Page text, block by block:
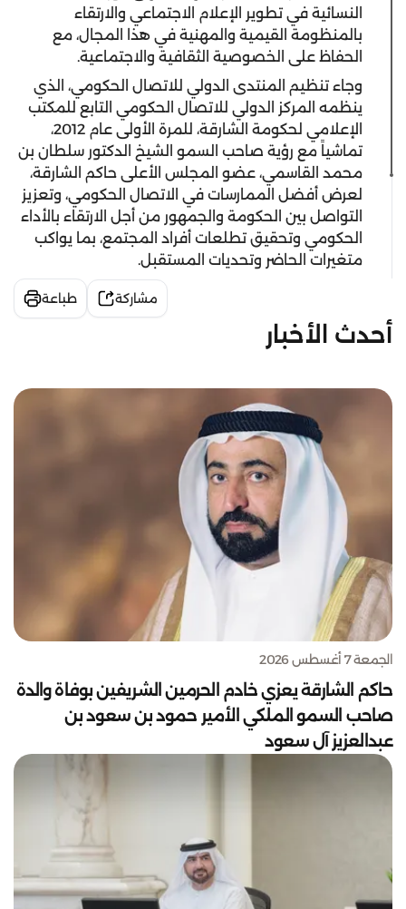
النسائية في تطوير الإعلام الاجتماعي والارتقاء
بالمنظومة القيمية والمهنية في هذا المجال، مع
الحفاظ على الخصوصية الثقافية والاجتماعية.
وجاء تنظيم المنتدى الدولي للاتصال الحكومي، الذي
ينظمه المركز الدولي للاتصال الحكومي التابع للمكتب
الإعلامي لحكومة الشارقة، للمرة الأولى عام 2012،
تماشياً مع رؤية صاحب السمو الشيخ الدكتور سلطان بن
محمد القاسمي، عضو المجلس الأعلى حاكم الشارقة،
لعرض أفضل الممارسات في الاتصال الحكومي، وتعزيز
التواصل بين الحكومة والجمهور من أجل الارتقاء بالأداء
الحكومي وتحقيق تطلعات أفراد المجتمع، بما يواكب
متغيرات الحاضر وتحديات المستقبل.
مشاركة طباعة
أحدث الأخبار
الجمعة 7 أغسطس 2026
حاكم الشارقة يعزي خادم الحرمين الشريفين بوفاة والدة
صاحب السمو الملكي الأمير حمود بن سعود بن
عبدالعزيز آل سعود